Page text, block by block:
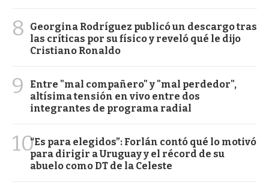
8
Georgina Rodríguez publicó un descargo tras
las críticas por su físico y reveló qué le dijo
Cristiano Ronaldo
9
Entre "mal compañero" y "mal perdedor",
altísima tensión en vivo entre dos
integrantes de programa radial
10“Es para elegidos”: Forlán contó qué lo motivó
para dirigir a Uruguay y el récord de su
abuelo como DT de la Celeste